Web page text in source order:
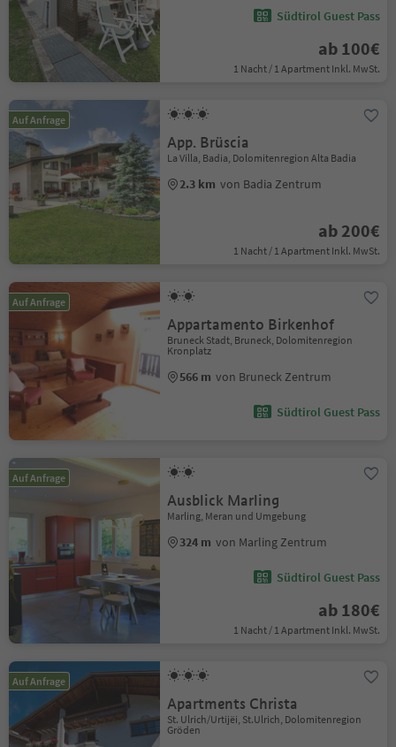
Südtirol Guest Pass
ab 100€
1 Nacht / 1 Apartment Inkl. MwSt.
Auf Anfrage
App. Brüscia
La Villa, Badia, Dolomitenregion Alta Badia
2.3 km von Badia Zentrum
ab 200€
1 Nacht / 1 Apartment Inkl. MwSt.
Auf Anfrage
Appartamento Birkenhof
Bruneck Stadt, Bruneck, Dolomitenregion
Kronplatz
566 m von Bruneck Zentrum
Südtirol Guest Pass
Auf Anfrage
Ausblick Marling
Marling, Meran und Umgebung
324 m von Marling Zentrum
Südtirol Guest Pass
ab 180€
1 Nacht / 1 Apartment Inkl. MwSt.
Auf Anfrage
Apartments Christa
St. Ulrich/Urtijëi, St.Ulrich, Dolomitenregion
Gröden